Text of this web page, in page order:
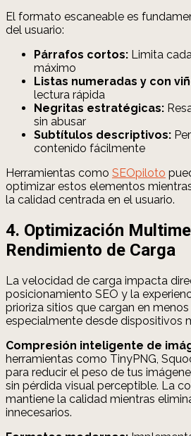
El formato escaneable es
del usuario:
Párrafos cortos: Limita
máximo
Listas numeradas y con
lectura rápida
Negritas estratégicas:
sin abusar
Subtítulos descriptivos:
contenido fácilmente
Herramientas como SEOpiloto
optimizar estos elementos
la calidad centrada en el usuario.
4. Optimización
Rendimiento de Carga
La velocidad de carga impacta
posicionamiento SEO y la
prioriza sitios que cargan en
especialmente desde dispositivos
Compresión inteligente de
herramientas como TinyPNG,
para reducir el peso de tus
sin pérdida visual perceptible. La
mantiene la calidad mientras
innecesarios.